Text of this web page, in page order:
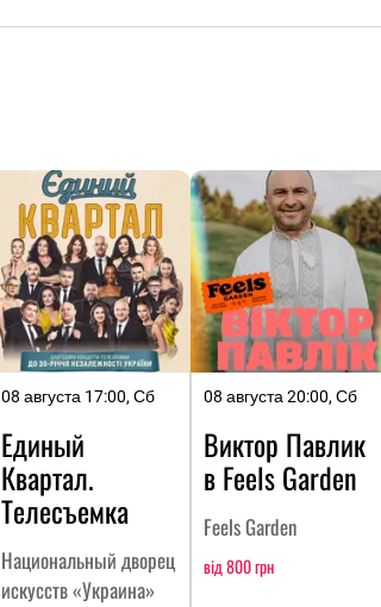
08 августа 17:00, Сб
Единый
Квартал.
Телесъемка
Национальный дворец
искусств «Украина»
08 августа 20:00, Сб
Виктор Павлик
в Feels Garden
Feels Garden
від 800 грн